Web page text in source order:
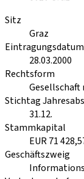
Sitz
Graz
Eintragungsdatum
28.03.2000
Rechtsform
Stichtag
31.12.
Stammkapital
EUR 71
Geschäftszweig